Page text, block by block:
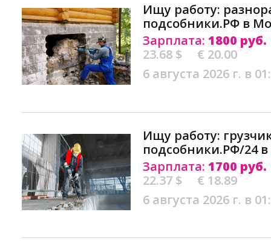
Ищу работу:
подсобники.РФ в
Зарплата: 1800 руб.
23.68 $
€ 20.00
6 августа 2026 г. в
Ищу работу:
подсобники.РФ/24
Зарплата: 1700 руб.
22.37 $
€ 18.89
6 августа 2026 г. в